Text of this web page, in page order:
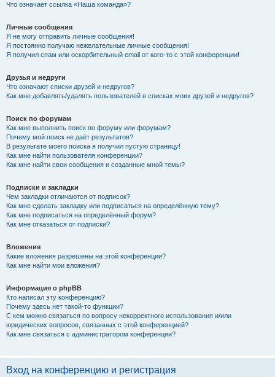
Что означает ссылка «Наша команда»?
Личные сообщения
Я не могу отправить личные сообщения!
Я постоянно получаю нежелательные личные сообщения!
Я получил спам или оскорбительный email от кого-то с этой конференции!
Друзья и недруги
Что означают списки друзей и недругов?
Как мне добавлять/удалять пользователей в списках моих друзей и недругов?
Поиск по форумам
Как мне выполнить поиск по форуму или форумам?
Почему мой поиск не даёт результатов?
В результате моего поиска я получил пустую страницу!
Как мне найти пользователя конференции?
Как мне найти свои сообщения и созданные мной темы?
Подписки и закладки
Чем закладки отличаются от подписок?
Как мне сделать закладку или подписаться на определённую тему?
Как мне подписаться на определённый форум?
Как мне отказаться от подписки?
Вложения
Какие вложения разрешены на этой конференции?
Как мне найти мои вложения?
Информация о phpBB
Кто написал эту конференцию?
Почему здесь нет такой-то функции?
С кем можно связаться по вопросу некорректного использования и/или
юридических вопросов, связанных с этой конференцией?
Как мне связаться с администратором конференции?
Вход на конференцию и регистрация